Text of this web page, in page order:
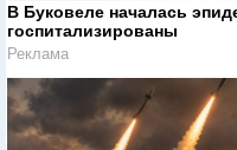
В Буковеле началась
госпитализированы
Реклама